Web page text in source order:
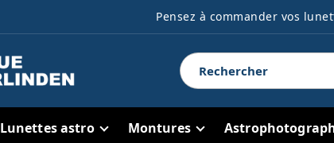
Pensez à commander vos
Lunettes astro Montures